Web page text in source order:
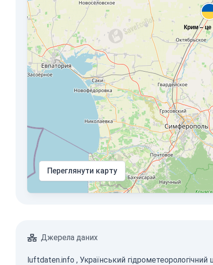
Крим – це
Переглянути карту
Джерела даних
luftdaten.info , Український гідрометеорологічний